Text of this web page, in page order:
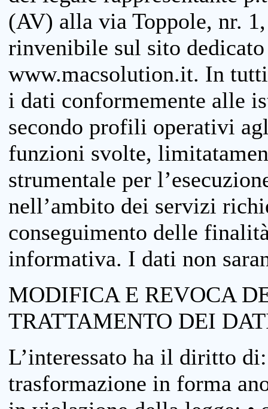
(AV) alla via Toppole, nr.
rinvenibile sul sito
www.macsolution.it. In
i dati conformemente alle
secondo profili operativi
funzioni svolte,
strumentale per
nell’ambito dei servizi
conseguimento delle
informativa. I dati non
MODIFICA E REVOCA
TRATTAMENTO DEI
L’interessato ha il diritto
trasformazione in forma